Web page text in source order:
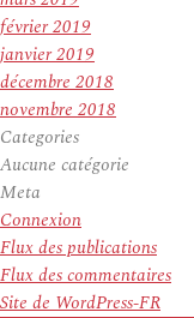
février 2019
janvier 2019
décembre 2018
novembre 2018
Categories
Aucune catégorie
Meta
Connexion
Flux des publications
Flux des commentaires
Site de WordPress-FR